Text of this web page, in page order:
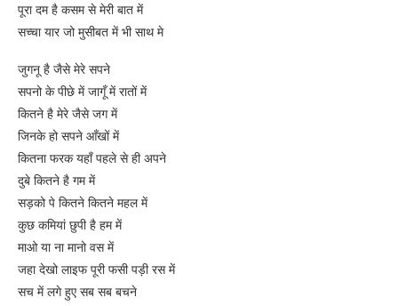
पूरा दम है कसम से मेरी बात में
सच्चा यार जो मुसीबत में भी साथ मे
जुगनू है जैसे मेरे सपने
सपनो के पीछे में जागूँ में रातों में
कितने है मेरे जैसे जग में
जिनके हो सपने आँखों में
कितना फरक यहाँ पहले से ही अपने
दुबे कितने है गम में
सड़को पे कितने कितने महल में
कुछ कमियां छुपी है हम में
माओ या ना मानो वस में
जहा देखो लाइफ पूरी फसी पड़ी रस में
सच में लगे हुए सब सब बचने